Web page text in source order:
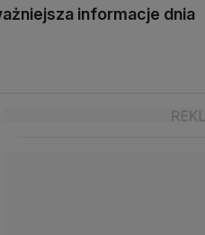
informacje dnia